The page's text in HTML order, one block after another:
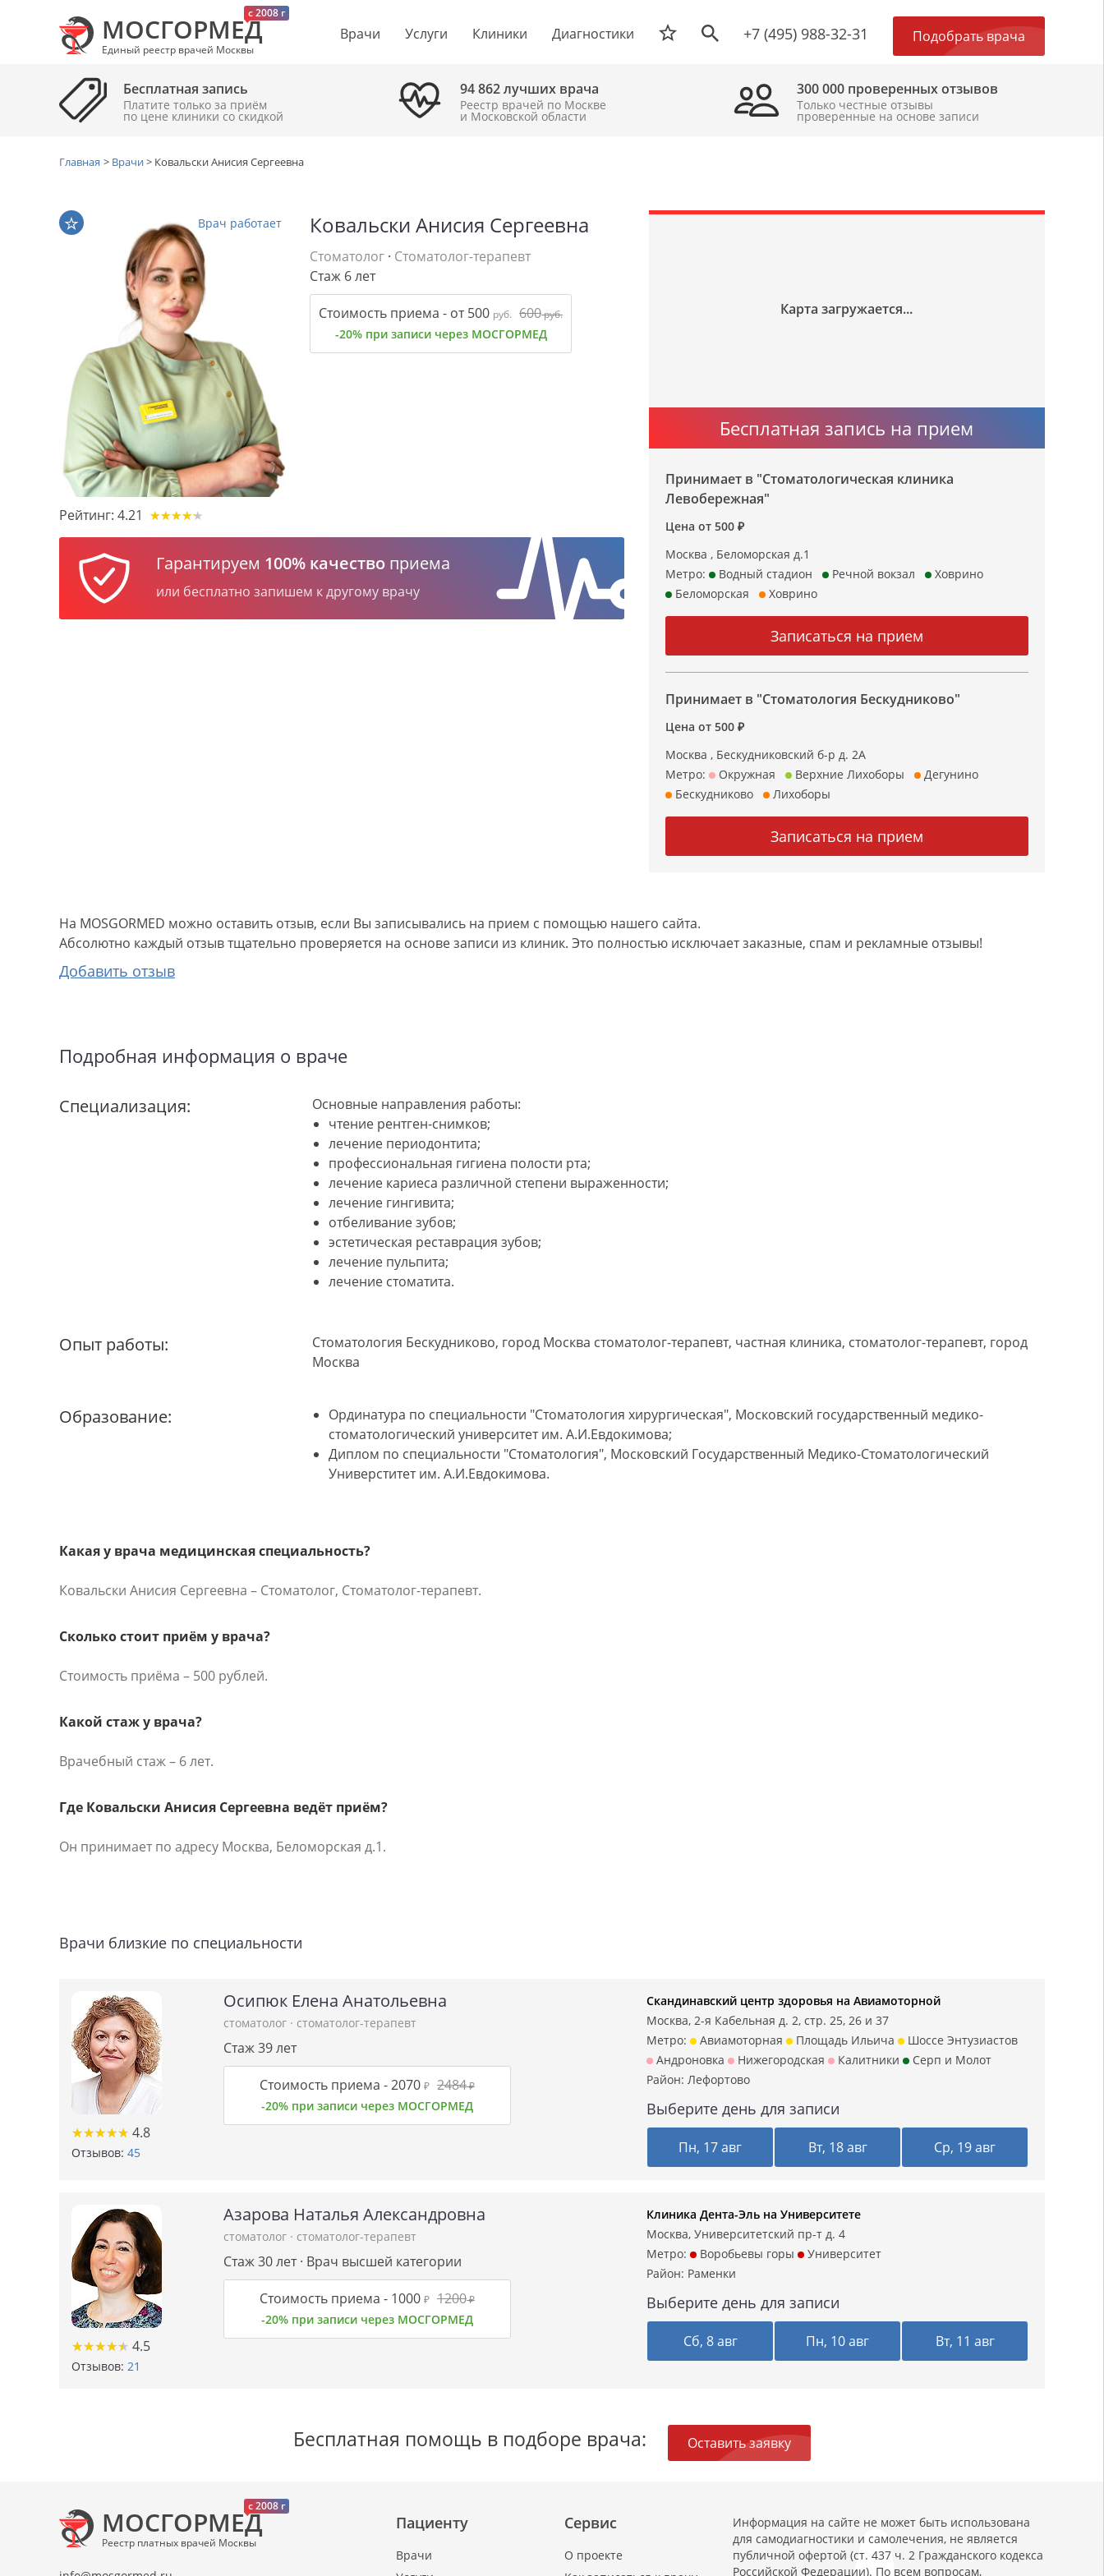
c 2008 г
МОСГОРМЕД
Единый реестр врачей Москвы
Врачи Услуги Клиники Диагностики +7 (495) 988-32-31 Подобрать врача
Бесплатная запись
Платите только за приём
по цене клиники cо скидкой
94 862 лучших врача
Реестр врачей по Москве
и Московской области
300 000 проверенных отзывов
Только честные отзывы
проверенные на основе записи
Главная > Врачи> Ковальски Анисия Сергеевна
Врач работает
Рейтинг: 4.21 ★★★★★
★★★★★
Ковальски Анисия Сергеевна
Стоматолог · Стоматолог-терапевт
Стаж 6 лет
Стоимость приема - от 500 руб. 600руб.
-20% при записи через МОСГОРМЕД
Гарантируем 100% качествоприема
или бесплатно запишем к другому врачу
Бесплатная запись на прием
Принимает в "Стоматологическая клиника
Левобережная"
Цена от 500 ₽
Москва , Беломорская д.1
Метро:
Водный стадион Речной вокзал
Ховрино
Беломорская
Ховрино
Принимает в "Стоматология Бескудниково"
Цена от 500 ₽
Москва , Бескудниковский б-р д. 2А
Метро:
Окружная Верхние Лихоборы
Дегунино
Бескудниково
Лихоборы
На MOSGORMED можно оставить отзыв, если Вы записывались на прием с помощью нашего сайта.
Абсолютно каждый отзыв тщательно проверяется на основе записи из клиник. Это полностью исключает заказные, спам и рекламные отзывы!
Добавить отзыв
Подробная информация о враче
Специализация:
Основные направления работы:
чтение рентген-снимков;
лечение периодонтита;
профессиональная гигиена полости рта;
лечение кариеса различной степени выраженности;
лечение гингивита;
отбеливание зубов;
эстетическая реставрация зубов;
лечение пульпита;
лечение стоматита.
Опыт работы:
Стоматология Бескудниково, город Москва стоматолог-терапевт, частная клиника, стоматолог-терапевт, город
Москва
Образование:
Ординатура по специальности "Стоматология хирургическая", Московский государственный медико-
стоматологический университет им. А.И.Евдокимова;
Диплом по специальности "Стоматология", Московский Государственный Медико-Стоматологический
Универститет им. А.И.Евдокимова.
Какая у врача медицинская специальность?
Ковальски Анисия Сергеевна – Стоматолог, Стоматолог-терапевт.
Сколько стоит приём у врача?
Стоимость приёма – 500 рублей.
Какой стаж у врача?
Врачебный стаж – 6 лет.
Где Ковальски Анисия Сергеевна ведёт приём?
Он принимает по адресу Москва, Беломорская д.1.
Врачи близкие по специальности
★★★★★
★★★★★ 4.8
Отзывов: 45
Осипюк Елена Анатольевна
стоматолог · стоматолог-терапевт
Стаж 39 лет
Стоимость приема -2070 ₽ 2484₽
-20% при записи через МОСГОРМЕД
Скандинавский центр здоровья на Авиамоторной
Москва, 2-я Кабельная д. 2, стр. 25, 26 и 37
Метро:
Авиамоторная Площадь Ильича
Шоссе Энтузиастов
Андроновка
Нижегородская Калитники
Серп и Молот
Район: Лефортово
Выберите день для записи
Пн, 17 авг Вт, 18 авг Ср, 19 авг
★★★★★
★★★★★ 4.5
Отзывов: 21
Азарова Наталья Александровна
стоматолог · стоматолог-терапевт
Стаж 30 лет · Врач высшей категории
Стоимость приема - 1000 ₽ 1200₽
-20% при записи через МОСГОРМЕД
Клиника Дента-Эль на Университете
Москва, Университетский пр-т д. 4
Метро:
Воробьевы горы
Университет
Район: Раменки
Выберите день для записи
Сб, 8 авг Пн, 10 авг Вт, 11 авг
Бесплатная помощь в подборе врача: Оставить заявку
c 2008 г
МОСГОРМЕД
Реестр платных врачей Москвы
Пациенту
Врачи
Сервис
О проекте
Информация на сайте не может быть использована
для самодиагностики и самолечения, не является
публичной офертой (ст. 437 ч. 2 Гражданского кодекса
Российской Федерации). По всем вопросам,